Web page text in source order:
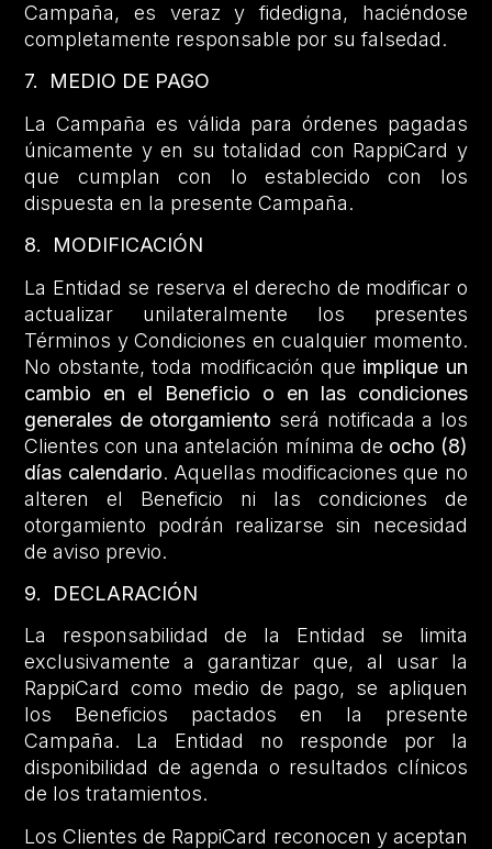
Campaña, es veraz y fidedigna, haciéndose
completamente responsable por su falsedad.
7. MEDIO DE PAGO
La Campaña es válida para órdenes pagadas
únicamente y en su totalidad con RappiCard y
que cumplan con lo establecido con los
dispuesta en la presente Campaña.
8. MODIFICACIÓN
La Entidad se reserva el derecho de modificar o
actualizar unilateralmente los presentes
Términos y Condiciones en cualquier momento.
No obstante, toda modificación que implique un
cambio en el Beneficio o en las condiciones
generales de otorgamiento será notificada a los
Clientes con una antelación mínima de ocho (8)
días calendario. Aquellas modificaciones que no
alteren el Beneficio ni las condiciones de
otorgamiento podrán realizarse sin necesidad
de aviso previo.
9. DECLARACIÓN
La responsabilidad de la Entidad se limita
exclusivamente a garantizar que, al usar la
RappiCard como medio de pago, se apliquen
los Beneficios pactados en la presente
Campaña. La Entidad no responde por la
disponibilidad de agenda o resultados clínicos
de los tratamientos.
Los Clientes de RappiCard reconocen y aceptan